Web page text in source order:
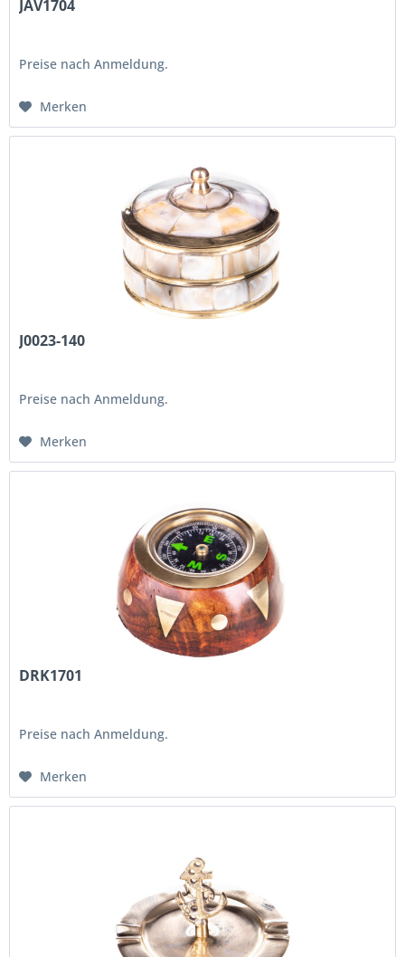
JAV1704
Preise nach Anmeldung.
Merken
J0023-140
Preise nach Anmeldung.
Merken
DRK1701
Preise nach Anmeldung.
Merken